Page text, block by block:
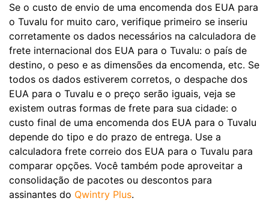
Se o custo de envio de uma encomenda dos EUA para
o Tuvalu for muito caro, verifique primeiro se inseriu
corretamente os dados necessários na calculadora de
frete internacional dos EUA para o Tuvalu: o país de
destino, o peso e as dimensões da encomenda, etc. Se
todos os dados estiverem corretos, o despache dos
EUA para o Tuvalu e o preço serão iguais, veja se
existem outras formas de frete para sua cidade: o
custo final de uma encomenda dos EUA para o Tuvalu
depende do tipo e do prazo de entrega. Use a
calculadora frete correio dos EUA para o Tuvalu para
comparar opções. Você também pode aproveitar a
consolidação de pacotes ou descontos para
assinantes do Qwintry Plus.